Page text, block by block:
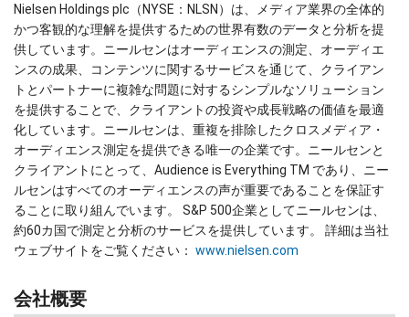
Nielsen Holdings plc（NYSE：NLSN）は、メディア業界の全体的
かつ客観的な理解を提供するための世界有数のデータと分析を提
供しています。ニールセンはオーディエンスの測定、オーディエ
ンスの成果、コンテンツに関するサービスを通じて、クライアン
トとパートナーに複雑な問題に対するシンプルなソリューション
を提供することで、クライアントの投資や成長戦略の価値を最適
化しています。ニールセンは、重複を排除したクロスメディア・
オーディエンス測定を提供できる唯一の企業です。ニールセンと
クライアントにとって、Audience is Everything TM であり、ニー
ルセンはすべてのオーディエンスの声が重要であることを保証す
ることに取り組んでいます。 S&P 500企業としてニールセンは、
約60カ国で測定と分析のサービスを提供しています。 詳細は当社
ウェブサイトをご覧ください： www.nielsen.com
会社概要